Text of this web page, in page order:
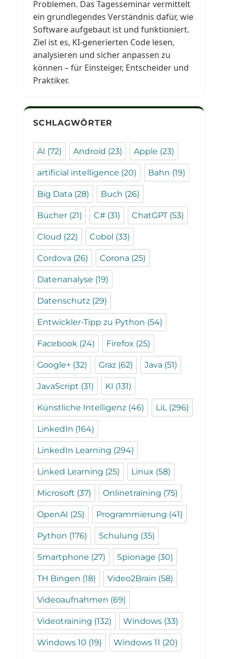
Problemen. Das Tagesseminar vermittelt
ein grundlegendes Verständnis dafür, wie
Software aufgebaut ist und funktioniert.
Ziel ist es, KI-generierten Code lesen,
analysieren und sicher anpassen zu
können – für Einsteiger, Entscheider und
Praktiker.
SCHLAGWÖRTER
AI (72) Android (23) Apple (23)
artificial intelligence (20) Bahn (19)
Big Data (28) Buch (26)
Bücher (21) C# (31) ChatGPT(53)
Cloud (22) Cobol (33)
Cordova (26) Corona (25)
Datenanalyse (19)
Datenschutz (29)
Entwickler-Tipp zu Python (54)
Facebook (24) Firefox (25)
Google+ (32) Graz (62) Java (51)
JavaScript (31) KI (131)
Künstliche Intelligenz (46) LiL(296)
LinkedIn (164)
LinkedIn Learning (294)
Linked Learning (25) Linux (58)
Microsoft (37) Onlinetraining (75)
OpenAI (25) Programmierung (41)
Python (176) Schulung (35)
Smartphone (27) Spionage (30)
TH Bingen (18) Video2Brain (58)
Videoaufnahmen (69)
Videotraining (132) Windows (33)
Windows 10 (19) Windows 11 (20)